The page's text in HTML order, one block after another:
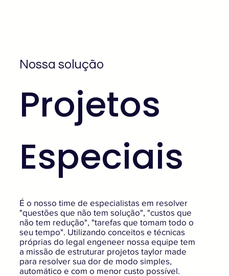
Nossa solução
Projetos
Especiais
É o nosso time de especialistas em resolver
"questões que não tem solução", "custos que
não tem redução", "tarefas que tomam todo o
seu tempo". Utilizando conceitos e técnicas
próprias do legal engeneer nossa equipe tem
a missão de estruturar projetos taylor made
para resolver sua dor de modo simples,
automático e com o menor custo possível.